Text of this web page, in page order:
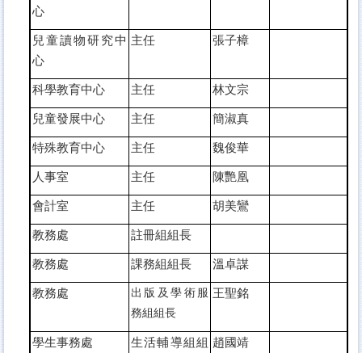
心
兒童讀物研究中
心
主任 張子樟
科學教育中心 主任
林文宗
兒童發展中心
主任
簡淑真
特殊教育中心
主任
魏俊華
人事室
主任
陳艷凰
會計室
主任
胡美鸞
教務處
註冊組組長
教務處
課務組組長
溫卓謀
教務處
出版及學術服
務組組長
王聖銘
學生事務處
生活輔導組組 趙國靖